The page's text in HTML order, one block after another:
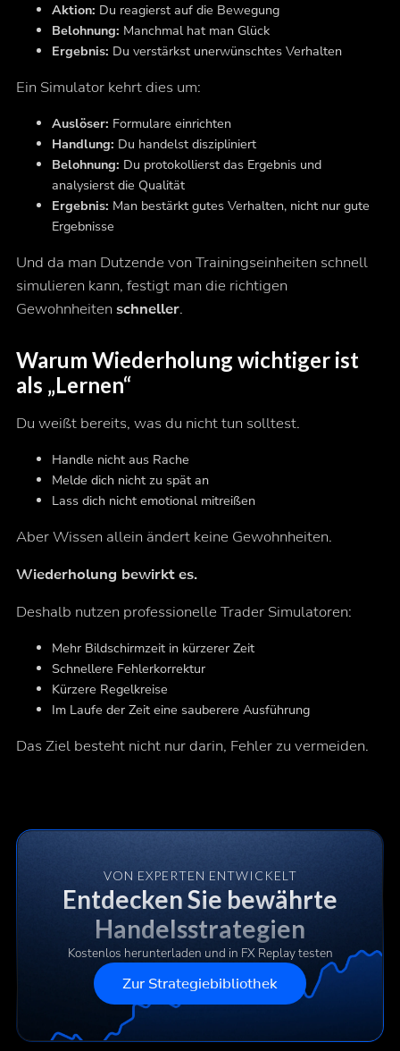
Aktion: Du reagierst auf die Bewegung
Belohnung: Manchmal hat man Glück
Ergebnis: Du verstärkst unerwünschtes Verhalten
Ein Simulator kehrt dies um:
Auslöser: Formulare einrichten
Handlung: Du handelst diszipliniert
Belohnung: Du protokollierst das Ergebnis und
analysierst die Qualität
Ergebnis: Man bestärkt gutesVerhalten, nicht nur gute
Ergebnisse
Und da man Dutzende von Trainingseinheiten schnell
simulieren kann, festigt man die richtigen
Gewohnheiten schneller.
Warum Wiederholung wichtiger ist
als „Lernen“
Du weißtbereits, was du nicht tun solltest.
Handle nicht aus Rache
Melde dich nicht zu spät an
Lass dich nicht emotional mitreißen
Aber Wissen allein ändert keine Gewohnheiten.
Wiederholung bewirkt es.
Deshalb nutzen professionelle Trader Simulatoren:
Mehr Bildschirmzeit in kürzerer Zeit
Schnellere Fehlerkorrektur
Kürzere Regelkreise
Im Laufe der Zeit eine sauberere Ausführung
Das Ziel besteht nicht nur darin, Fehler zu vermeiden.
VON EXPERTEN ENTWICKELT
Entdecken Sie bewährte
Handelsstrategien
Kostenlos herunterladen und in FX Replay testen
Zur Strategiebibliothek